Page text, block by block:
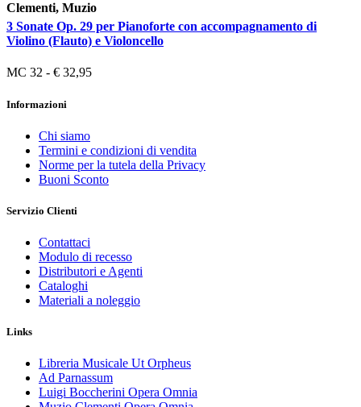
Clementi, Muzio
3 Sonate Op. 29 per Pianoforte con accompagnamento di
Violino (Flauto) e Violoncello
MC 32 - € 32,95
Informazioni
Chi siamo
Termini e condizioni di vendita
Norme per la tutela della Privacy
Buoni Sconto
Servizio Clienti
Contattaci
Modulo di recesso
Distributori e Agenti
Cataloghi
Materiali a noleggio
Links
Libreria Musicale Ut Orpheus
Ad Parnassum
Luigi Boccherini Opera Omnia